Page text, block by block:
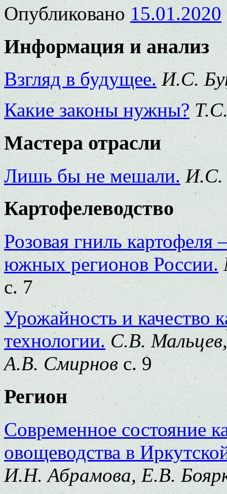
Опубликовано 15.01.2020
Информация и анализ
Взгляд в будущее. И.С.
Какие законы нужны?
Мастера отрасли
Лишь бы не мешали. И.С.
Картофелеводство
Розовая гниль картофеля
южных регионов России.
с. 7
Урожайность и качество
технологии. С.В.
А.В. Смирновс. 9
Регион
Современное состояние
овощеводства в
И.Н. Абрамова, Е.В.